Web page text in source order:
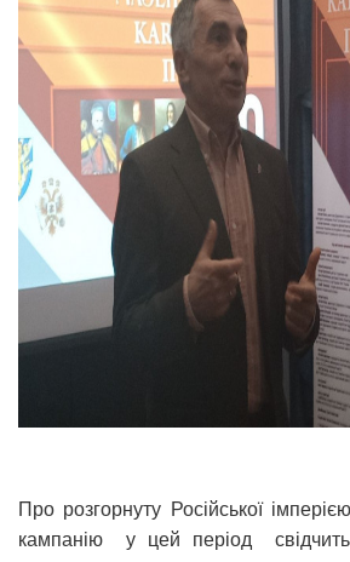
Про розгорнуту Російської
кампанію у цей період